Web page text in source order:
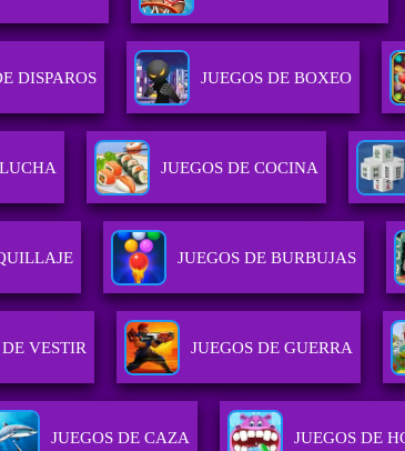
DISPAROS JUEGOS DE BOXEO
JUEGOS DE COCINA
JUEGOS DE BURBUJAS
VESTIR JUEGOS DE GUERRA
JUEGOS DE CAZA JUEGOS DE